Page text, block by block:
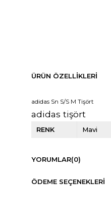
ÜRÜN ÖZELLIKLERI
adidas Sn S/S M Tişört
adidas tişört
RENK Mavi
YORUMLAR(0)
ÖDEME SEÇENEKLERI